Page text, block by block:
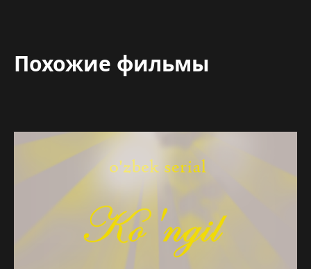
Похожие фильмы